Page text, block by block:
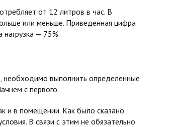
от 12 литров в час. В
или меньше. Приведенная цифра
— 75%.
необходимо выполнить определенные
с первого.
и в помещении. Как было сказано
В связи с этим не обязательно